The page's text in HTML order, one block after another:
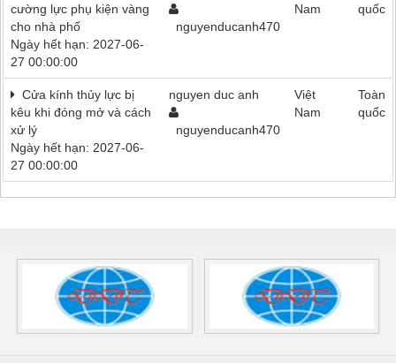
cường lực phụ kiện vàng
cho nhà phố
Ngày hết hạn: 2027-06-
27 00:00:00
nguyenducanh470
Nam
quốc
Cửa kính thủy lực bị
kêu khi đóng mở và cách
xử lý
Ngày hết hạn: 2027-06-
27 00:00:00
nguyen duc anh
nguyenducanh470
Việt
Nam
Toàn
quốc